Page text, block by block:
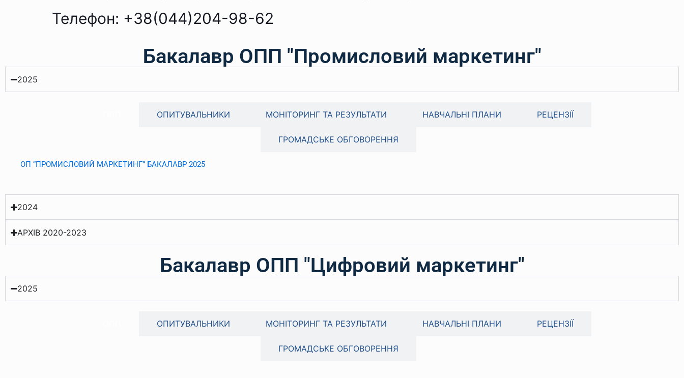
Телефон: +38(044)204-98-62
Бакалавр ОПП "Промисловий маркетинг"
2025
ОПИТУВАЛЬНИКИ МОНІТОРИНГ ТА РЕЗУЛЬТАТИ НАВЧАЛЬНІ ПЛАНИ РЕЦЕНЗІЇ
ГРОМАДСЬКЕ ОБГОВОРЕННЯ
ОП “ПРОМИСЛОВИЙ МАРКЕТИНГ” БАКАЛАВР 2025
2024
АРХІВ 2020-2023
Бакалавр ОПП "Цифровий маркетинг"
2025
ОПИТУВАЛЬНИКИ МОНІТОРИНГ ТА РЕЗУЛЬТАТИ НАВЧАЛЬНІ ПЛАНИ РЕЦЕНЗІЇ
ГРОМАДСЬКЕ ОБГОВОРЕННЯ